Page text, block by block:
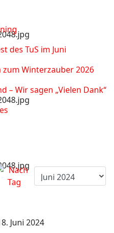
des TuS im Juni
Winterzauber 2026
– Wir sagen „Vielen Dank“
Juni 2024